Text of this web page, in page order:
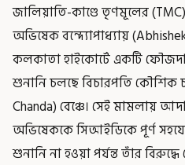
জালিয়াতি-কাণ্ডে তৃণমূলের
অভিষেক বন্দ্যোপাধ্যায়
কলকাতা হাইকোর্টে একটি
শুনানি চলছে বিচারপতি কৌশিক
Chanda) বেঞ্চে। সেই মামলায়
অভিষেককে সিআইডিকে পূর্ণ
শুনানি না হওয়া পর্যন্ত তাঁর